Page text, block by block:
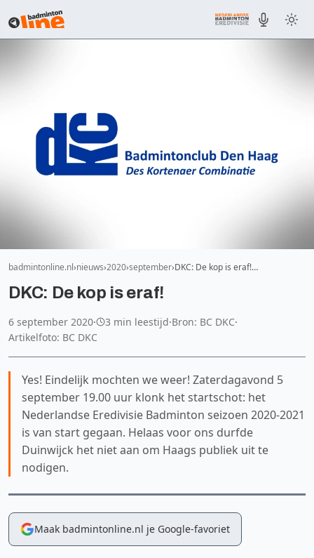
badmintonline.nl nieuws 2020 september DKC: De kop is eraf!…
DKC: De kop is eraf!
6 september 2020· 3 min leestijd·Bron: BC DKC·
Artikelfoto: BC DKC
Yes! Eindelijk mochten we weer! Zaterdagavond 5
september 19.00 uur klonk het startschot: het
Nederlandse Eredivisie Badminton seizoen 2020-2021
is van start gegaan. Helaas voor ons durfde
Duinwijck het niet aan om Haags publiek uit te
nodigen.
Maak badmintonline.nl je Google-favoriet